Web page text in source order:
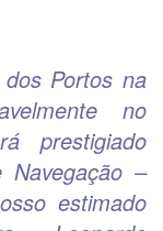
Portos na
no
prestigiado
–
estimado